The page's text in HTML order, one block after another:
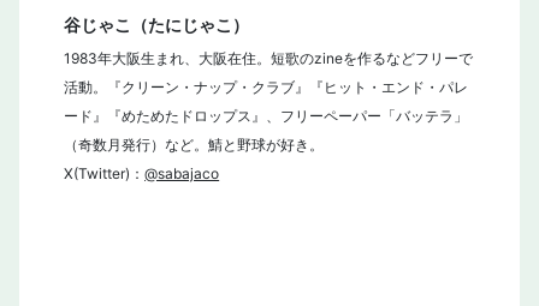
谷じゃこ（たにじゃこ）
1983年大阪生まれ、大阪在住。短歌のzineを作るなどフリーで
活動。『クリーン・ナップ・クラブ』『ヒット・エンド・パレ
ード』『めためたドロップス』、フリーペーパー「バッテラ」
（奇数月発行）など。鯖と野球が好き。
X(Twitter)：@sabajaco